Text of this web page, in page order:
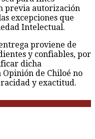
previa autorización
excepciones que
Intelectual.
proviene de
y confiables, por
dicha
de Chiloé no
y exactitud.